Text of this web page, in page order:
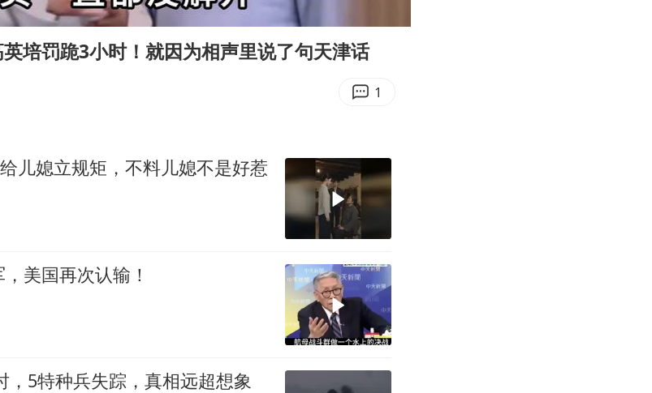
手机低头幅度近乎折叠
板块集体大跌
培罚跪3小时！就因为相声里说了句天津话
1
儿媳立规矩，不料儿媳不是好惹
美国再次认输！
，5特种兵失踪，真相远超想象